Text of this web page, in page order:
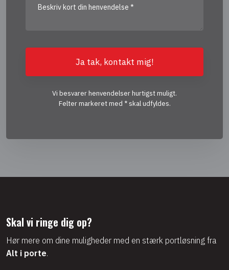
Vi besvarer henvendelser hurtigst muligt.
Felter markeret med * skal udfyldes.
Skal vi ringe dig op?
Hør mere om dine muligheder med en stærk portløsning fra
Alt i porte.